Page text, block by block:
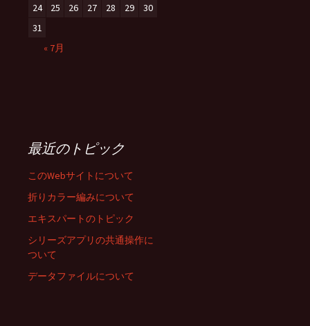
24
25 26 27 28 29
30
31
« 7月
最近のトピック
このWebサイトについて
折りカラー編みについて
エキスパートのトピック
シリーズアプリの共通操作に
ついて
データファイルについて